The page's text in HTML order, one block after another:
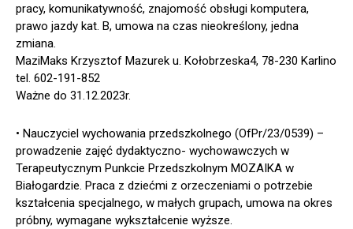
pracy, komunikatywność, znajomość obsługi komputera,
prawo jazdy kat. B, umowa na czas nieokreślony, jedna
zmiana.
MaziMaks Krzysztof Mazurek u. Kołobrzeska4, 78-230 Karlino
tel. 602-191-852
Ważne do 31.12.2023r.
• Nauczyciel wychowania przedszkolnego (OfPr/23/0539) –
prowadzenie zajęć dydaktyczno- wychowawczych w
Terapeutycznym Punkcie Przedszkolnym MOZAIKA w
Białogardzie. Praca z dziećmi z orzeczeniami o potrzebie
kształcenia specjalnego, w małych grupach, umowa na okres
próbny, wymagane wykształcenie wyższe.